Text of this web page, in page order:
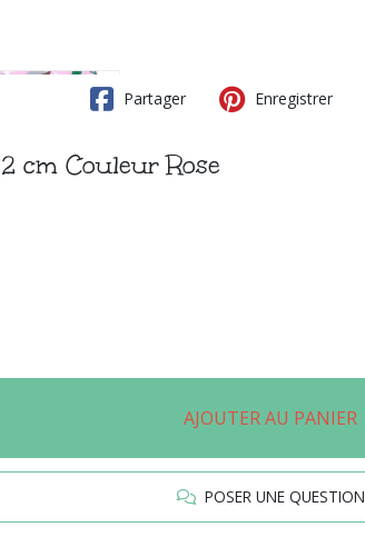
Partager Enregistrer
cm Couleur Rose
AJOUTER AU PANIER
POSER UNE QUESTION